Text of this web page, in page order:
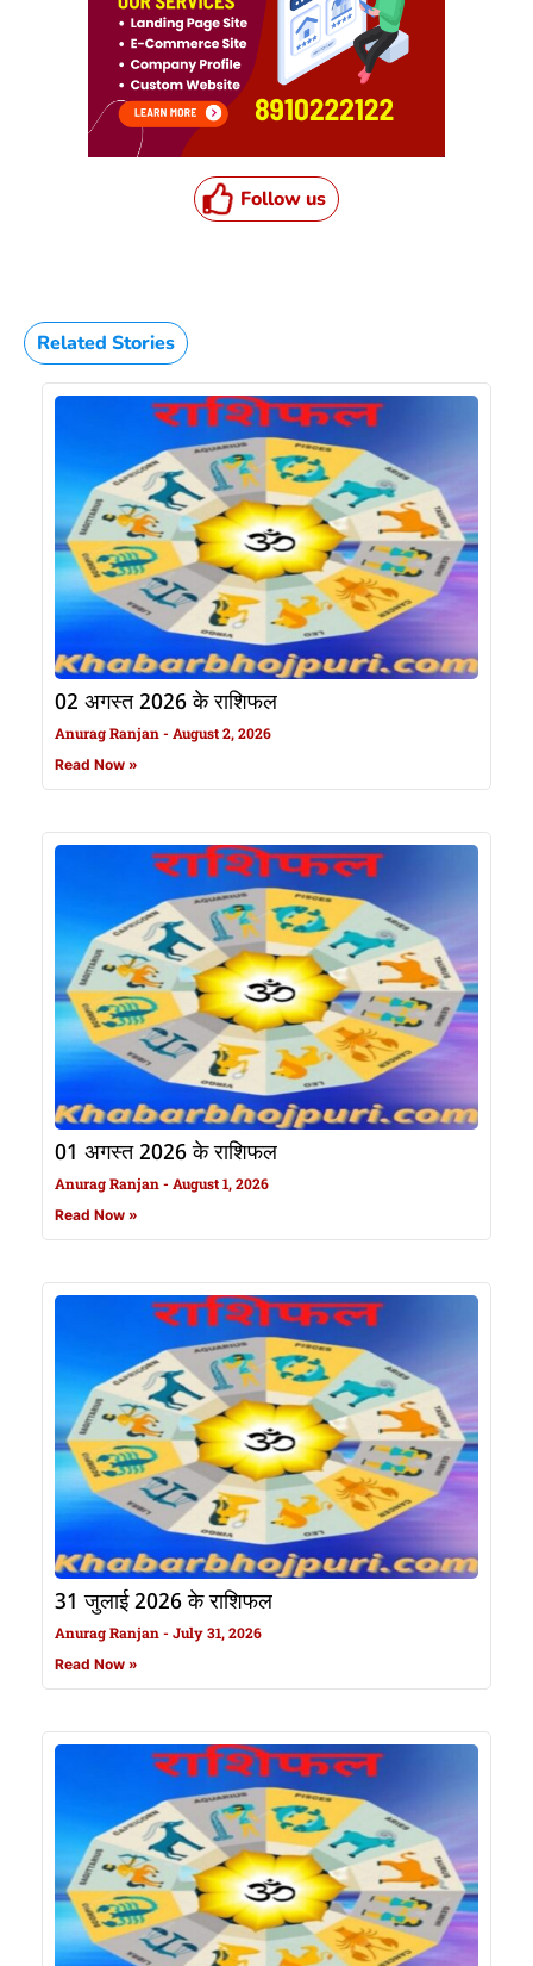
Follow us
Related Stories
02 अगस्त 2026 के राशिफल
Anurag Ranjan August 2, 2026
Read Now »
01 अगस्त 2026 के राशिफल
Anurag Ranjan August 1, 2026
Read Now »
31 जुलाई 2026 के राशिफल
Anurag Ranjan July 31, 2026
Read Now »